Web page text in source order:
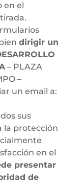
en el
dirigir un
– PLAZA
–
un email a:
sus
la protección
en el
presentar
de